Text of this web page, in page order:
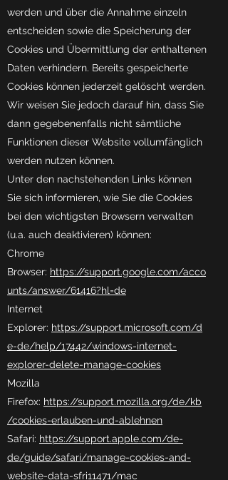
werden und über die Annahme einzeln
entscheiden sowie die Speicherung der
Cookies und Übermittlung der enthaltenen
Daten verhindern. Bereits gespeicherte
Cookies können jederzeit gelöscht werden.
Wir weisen Sie jedoch darauf hin, dass Sie
dann gegebenenfalls nicht sämtliche
Funktionen dieser Website vollumfänglich
werden nutzen können.
Unter den nachstehenden Links können
Sie sich informieren, wie Sie die Cookies
bei den wichtigsten Browsern verwalten
(u.a. auch deaktivieren) können:
Chrome
Browser: https://support.google.com/acco
unts/answer/61416?hl=de
Internet
Explorer: https://support.microsoft.com/d
e-de/help/17442/windows-internet-
explorer-delete-manage-cookies
Mozilla
Firefox: https://support.mozilla.org/de/kb
/cookies-erlauben-und-ablehnen
Safari: https://support.apple.com/de-
de/guide/safari/manage-cookies-and-
website-data-sfri11471/mac